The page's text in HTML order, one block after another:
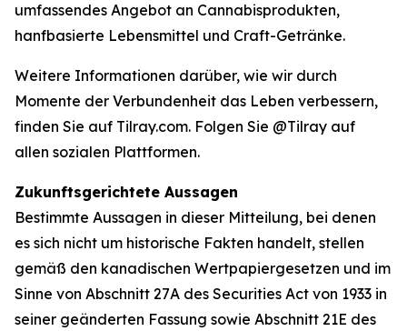
umfassendes Angebot an Cannabisprodukten,
hanfbasierte Lebensmittel und Craft-Getränke.
Weitere Informationen darüber, wie wir durch
Momente der Verbundenheit das Leben verbessern,
finden Sie auf Tilray.com. Folgen Sie @Tilray auf
allen sozialen Plattformen.
Zukunftsgerichtete Aussagen
Bestimmte Aussagen in dieser Mitteilung, bei denen
es sich nicht um historische Fakten handelt, stellen
gemäß den kanadischen Wertpapiergesetzen und im
Sinne von Abschnitt 27A des Securities Act von 1933 in
seiner geänderten Fassung sowie Abschnitt 21E des